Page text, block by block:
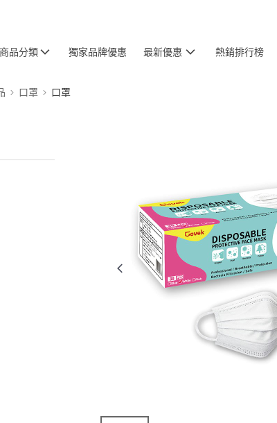
商品分類 獨家品牌優惠 最新優惠 熱銷排行榜
口罩 口罩